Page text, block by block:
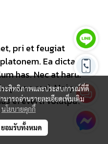
pri et feugiat
Ea dictas
has. Nec at harum
ne mel. Mei probo
ei everti volutpat
ระสิทธิภาพและประสบการณ์ที่ดี
มารถอ่านรายละเอียดเพิ่มเติม
นโยบายคุกกี้
ยอมรับทั้งหมด